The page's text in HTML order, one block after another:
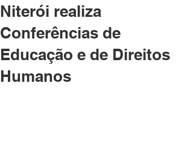
Niterói realiza
Conferências de
Educação e de Direitos
Humanos